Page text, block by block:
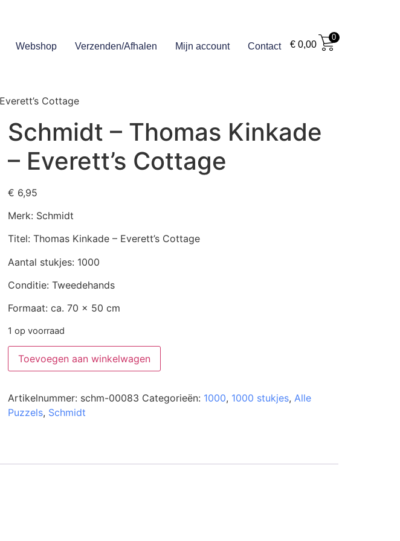
Webshop Verzenden/Afhalen Mijn account Contact €0,00
0
Cottage
Schmidt – Thomas Kinkade
– Everett’s Cottage
€ 6,95
Merk: Schmidt
Titel: Thomas Kinkade – Everett’s Cottage
Aantal stukjes: 1000
Conditie: Tweedehands
Formaat: ca. 70 x 50 cm
1 op voorraad
Toevoegen aan winkelwagen
Artikelnummer: schm-00083 Categorieën: 1000, 1000 stukjes, Alle
Puzzels, Schmidt